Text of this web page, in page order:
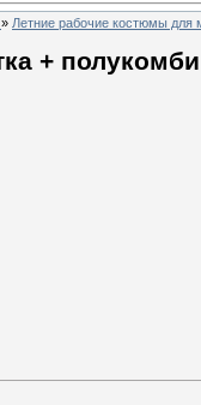
» Летние рабочие костюмы для
+